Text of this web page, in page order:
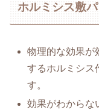
ホルミシス敷
物理的な効果が
するホルミシス
す。
効果がわからな